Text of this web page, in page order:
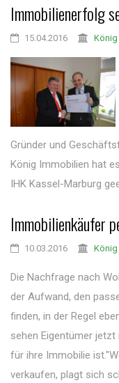
Immobilienerfolg
15.04.2016 König
Gründer und
König Immobilien hat
IHK Kassel-Marburg
Immobilienkäufer
10.03.2016 König
Die Nachfrage nach
der Aufwand, den
finden, in der Regel
sehen Eigentümer
für ihre Immobilie
verkaufen, plagt sich